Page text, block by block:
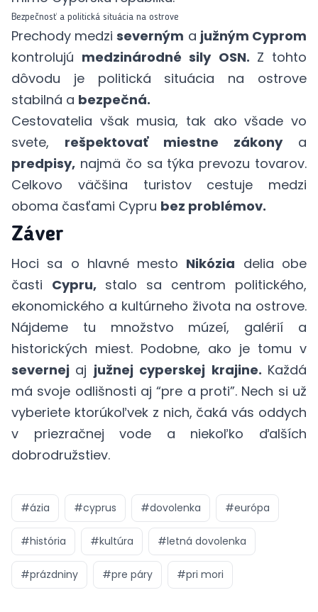
Bezpečnosť a politická situácia na ostrove
Prechody medziseverným a južným Cyprom
kontrolujú medzinárodné sily OSN. Z tohto
dôvodu je politická situácia na ostrove
stabilná a bezpečná.
Cestovatelia však musia, tak ako všade vo
svete, rešpektovať miestne zákonya
predpisy, najmä čo sa týka prevozu tovarov.
Celkovo väčšina turistov cestuje medzi
oboma časťami Cypru bez problémov.
Záver
Hoci sa o hlavné mesto Nikózia delia obe
časti Cypru, stalo sa centrom politického,
ekonomického a kultúrneho života na ostrove.
Nájdeme tu množstvo múzeí, galérií a
historických miest. Podobne, ako je tomu v
severnej aj južnej cyperskej krajine. Každá
má svoje odlišnosti aj “pre a proti”. Nech si už
vyberiete ktorúkoľvek z nich, čaká vás oddych
v priezračnej vode a niekoľko ďalších
dobrodružstiev.
#ázia #cyprus #dovolenka #európa
#história #kultúra #letná dovolenka
#prázdniny #pre páry #pri mori